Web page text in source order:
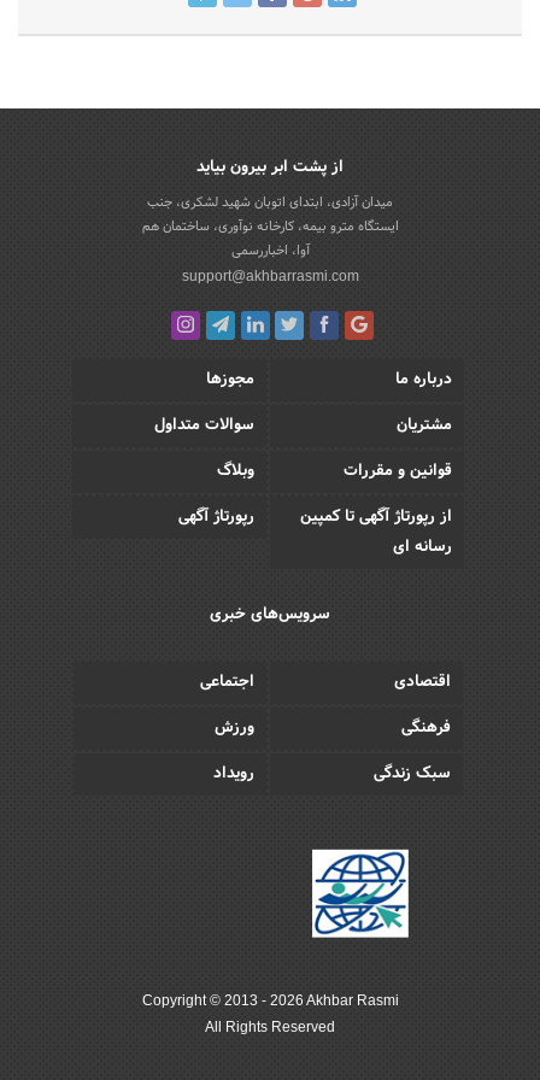
از پشت ابر بیرون بیاید
میدان آزادی، ابتدای اتوبان شهید لشکری، جنب
ایستگاه مترو بیمه، کارخانه نوآوری، ساختمان هم
آوا، اخباررسمی
support@akhbarrasmi.com
درباره ما
مجوزها
مشتریان
سوالات متداول
قوانین و مقررات
وبلاگ
از رپورتاژ آگهی تا کمپین
رسانه ای
رپورتاژ آگهی
سرویس‌های خبری
اقتصادی
اجتماعی
فرهنگی
ورزش
سبک زندگی
رویداد
Copyright © 2013 - 2026 Akhbar Rasmi
All Rights Reserved